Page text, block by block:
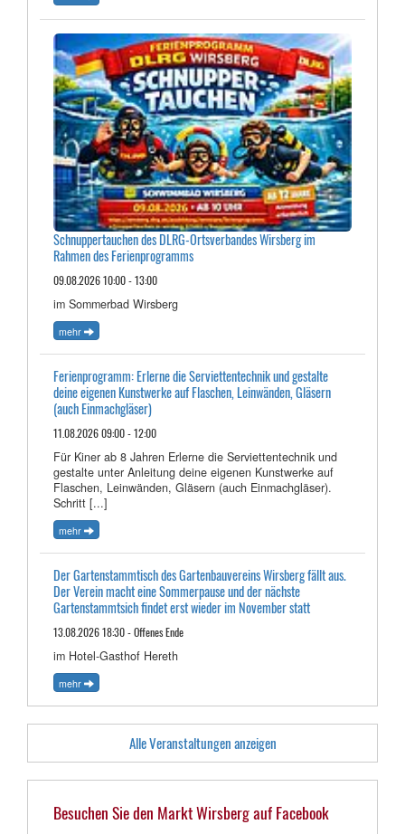
Schnuppertauchen des DLRG-Ortsverbandes Wirsberg im
Rahmen des Ferienprogramms
09.08.2026 10:00 - 13:00
im Sommerbad Wirsberg
mehr
Ferienprogramm: Erlerne die Serviettentechnik und gestalte
deine eigenen Kunstwerke auf Flaschen, Leinwänden, Gläsern
(auch Einmachgläser)
11.08.2026 09:00 - 12:00
Für Kiner ab 8 Jahren Erlerne die Serviettentechnik und
gestalte unter Anleitung deine eigenen Kunstwerke auf
Flaschen, Leinwänden, Gläsern (auch Einmachgläser).
Schritt [...]
mehr
Der Gartenstammtisch des Gartenbauvereins Wirsberg fällt aus.
Der Verein macht eine Sommerpause und der nächste
Gartenstammtsich findet erst wieder im November statt
13.08.2026 18:30 - Offenes Ende
im Hotel-Gasthof Hereth
mehr
Alle Veranstaltungen anzeigen
Besuchen Sie den Markt Wirsberg auf Facebook